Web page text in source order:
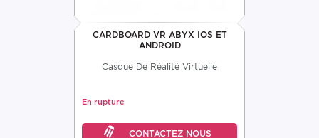
CARDBOARD VR ABYX IOS ET
ANDROID
Casque De Réalité Virtuelle
En rupture